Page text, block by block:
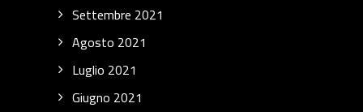
Settembre 2021
Agosto 2021
Luglio 2021
Giugno 2021